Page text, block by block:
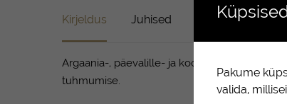
Kirjeldus Juhised Koostis
Argaania-, päevalille- ja kookosõli sisaldav
tuhmumise.
Pakume
valida,